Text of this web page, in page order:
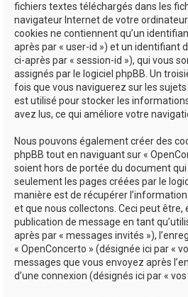
fichiers textes téléchargés dans les
navigateur Internet de votre
cookies ne contiennent qu’un
après par « user-id ») et un identifiant
ci-après par « session-id »), qui vous
assignés par le logiciel phpBB. Un
fois que vous naviguerez sur les
est utilisé pour stocker les
avez lus, ce qui améliore votre
Nous pouvons également créer des
phpBB tout en naviguant sur «
soient hors de portée du document
seulement les pages créées par le
manière est de récupérer
et que nous collectons. Ceci peut être,
publication de message en tant
après par « messages invités »),
« OpenConcerto » (désignée ici par «
messages que vous envoyez après
d’une connexion (désignés ici par «